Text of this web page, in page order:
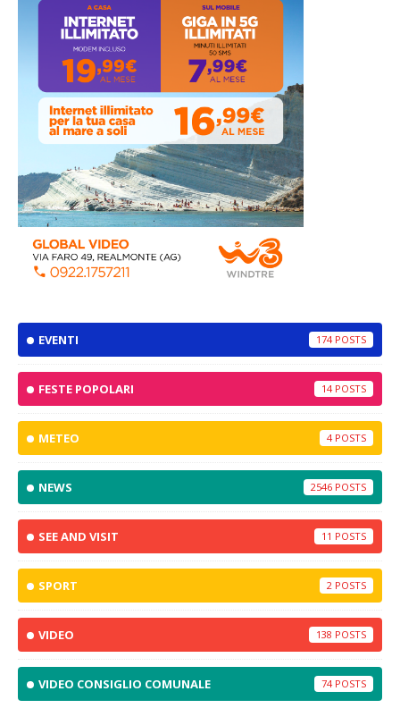
EVENTI 174
FESTE POPOLARI 14
METEO 4
NEWS 2546
SEE AND VISIT 11
SPORT 2
VIDEO 138
VIDEO CONSIGLIO COMUNALE 74